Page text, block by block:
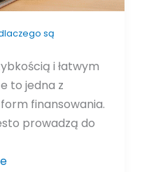
są
i łatwym
to jedna z
finansowania.
prowadzą do